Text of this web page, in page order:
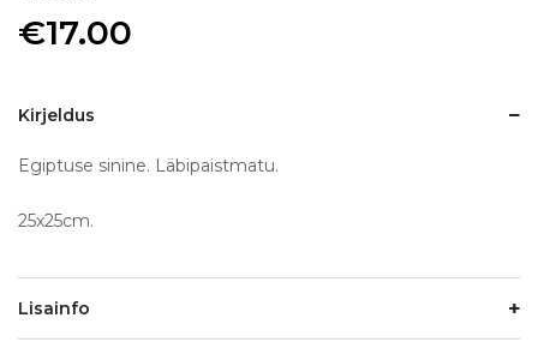
€17.00
Kirjeldus
Egiptuse sinine. Läbipaistmatu.
25x25cm.
Lisainfo